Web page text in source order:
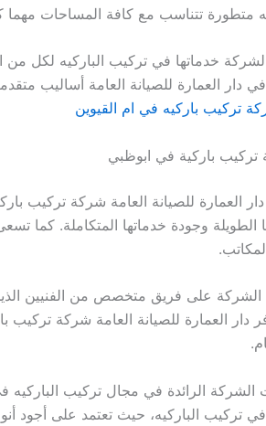
متطورة تتناسب مع كافة المساحات مهما
خدماتها في تركيب الباركيه لكل من
دار العمارة للصيانة العامة أساليب
تركيب باركيه في ام القيوين
باركية في ابوظبي
العمارة للصيانة العامة شركة
الطويلة وجودة خدماتها المتكاملة. كما
الشركة على فريق متخصص من الفنيين
دار العمارة للصيانة العامة شركة تركيب
الرائدة في مجال تركيب الباركيه
تركيب الباركيه، حيث تعتمد على أجود